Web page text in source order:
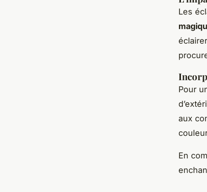
Les
Pour
aux
En